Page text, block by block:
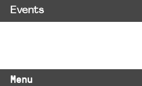
Menu
Events